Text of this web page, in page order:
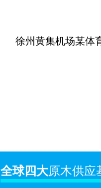
徐州黄集机场某体
全球四大原木供应